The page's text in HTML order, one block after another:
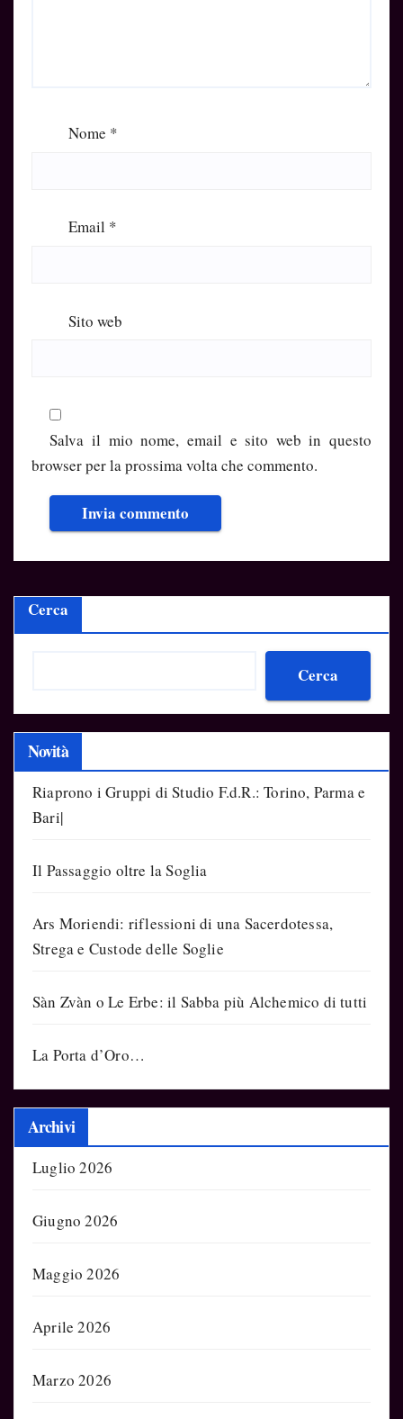
Nome *
Email *
Sito web
Salva il mio nome, email e sito web in questo
browser per la prossima volta che commento.
Cerca
Cerca
Novità
Riaprono i Gruppi di Studio F.d.R.: Torino, Parma e
Bari|
Il Passaggio oltre la Soglia
Ars Moriendi: riflessioni di una Sacerdotessa,
Strega e Custode delle Soglie
Sàn Zvàn o Le Erbe: il Sabba più Alchemico di tutti
La Porta d’Oro…
Archivi
Luglio 2026
Giugno 2026
Maggio 2026
Aprile 2026
Marzo 2026